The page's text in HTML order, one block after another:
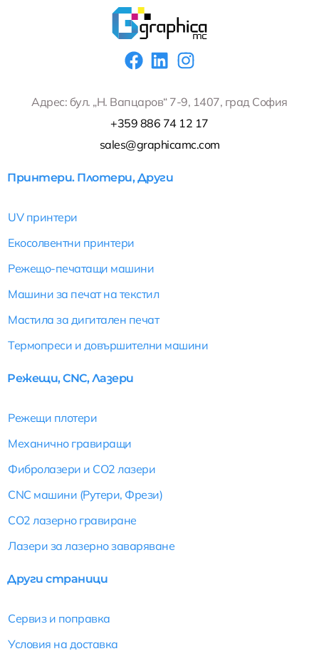
F
c
e
b
o
o
k
L
n
k
e
d
i
n
I
s
t
a
g
Адрес: бул. „Н. Вапцаров“ 7-9, 1407, град София
+359 886 74 12 17
sales@graphicamc.com
Принтери. Плотери, Други
UV принтери
Екосолвентни принтери
Режещо-печатащи машини
Машини за печат на текстил
Мастила за дигитален печат
Термопреси и довършителни машини
Режещи, CNC, Лазери
Режещи плотери
Механично гравиращи
Фибролазери и CO2 лазери
CNC машини (Рутери, Фрези)
CO2 лазерно гравиране
Лазери за лазерно заваряване
Други страници
Сервиз и поправка
Условия на доставка